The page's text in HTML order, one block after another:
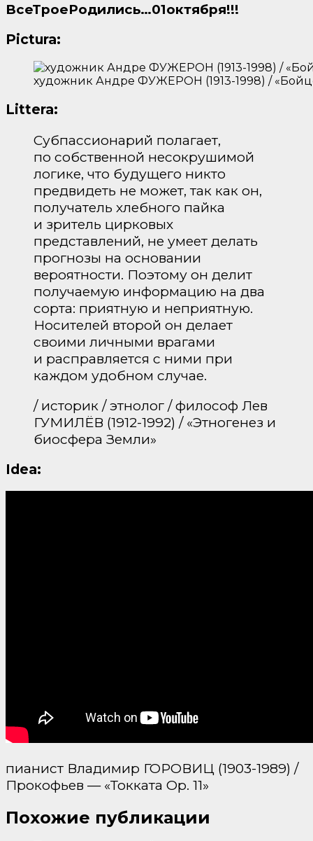
ВсеТроеРодились…01октября!!!
Pictura:
художник Андре ФУЖЕРОН (1913-1998) /
Littera:
Субпассионарий полагает,
по собственной несокрушимой
логике, что будущего никто
предвидеть не может, так как он,
получатель хлебного пайка
и зритель цирковых
представлений, не умеет делать
прогнозы на основании
вероятности. Поэтому он делит
получаемую информацию на два
сорта: приятную и неприятную.
Носителей второй он делает
своими личными врагами
и расправляется с ними при
каждом удобном случае.
/ историк / этнолог / философ Лев
ГУМИЛЁВ (1912-1992) / «Этногенез и
биосфера Земли»
Idea:
пианист Владимир ГОРОВИЦ (1903-1989) /
Прокофьев — «Токката Op. 11»
Похожие публикации